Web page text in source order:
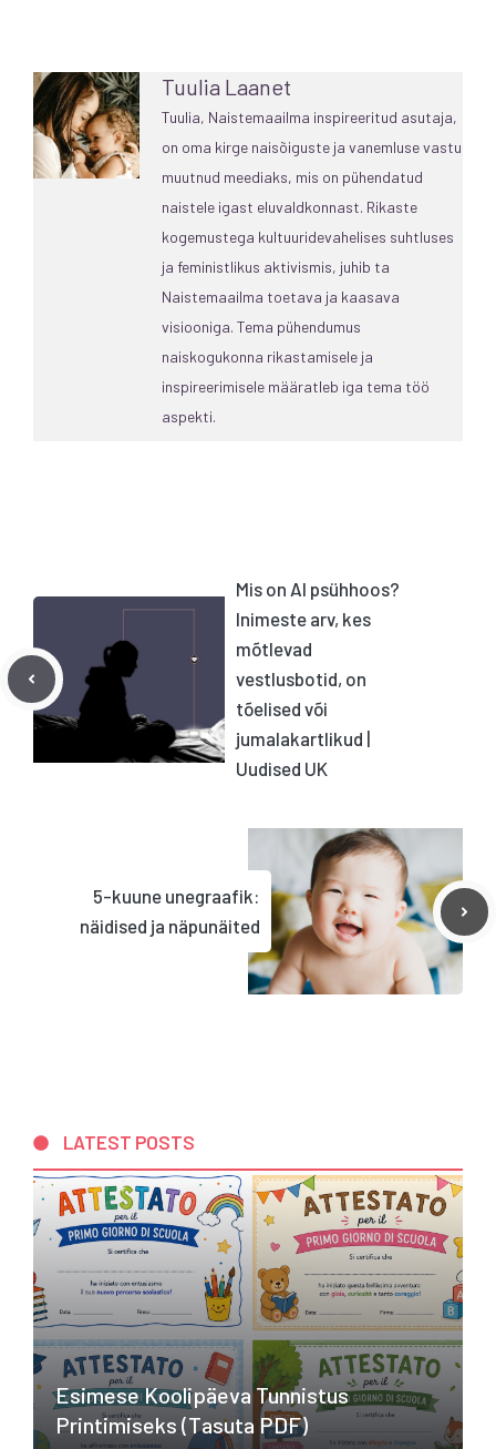
Tuulia Laanet
Tuulia, Naistemaailma inspireeritud asutaja,
on oma kirge naisõiguste ja vanemluse vastu
muutnud meediaks, mis on pühendatud
naistele igast eluvaldkonnast. Rikaste
kogemustega kultuuridevahelises suhtluses
ja feministlikus aktivismis, juhib ta
Naistemaailma toetava ja kaasava
visiooniga. Tema pühendumus
naiskogukonna rikastamisele ja
inspireerimisele määratleb iga tema töö
aspekti.
Mis on AI psühhoos?
Inimeste arv, kes
mõtlevad
vestlusbotid, on
tõelised või
jumalakartlikud |
Uudised UK
5-kuune unegraafik:
näidised ja näpunäited
LATEST POSTS
Esimese Koolipäeva Tunnistus
Printimiseks (tasuta PDF)